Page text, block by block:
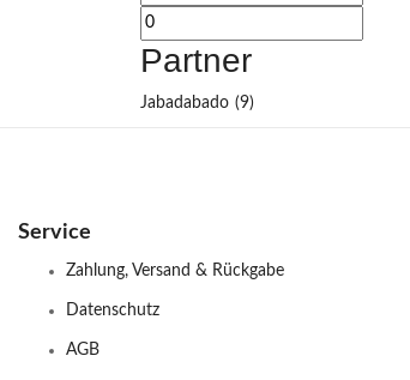
Partner
Jabadabado (9)
Service
Zahlung, Versand & Rückgabe
Datenschutz
AGB